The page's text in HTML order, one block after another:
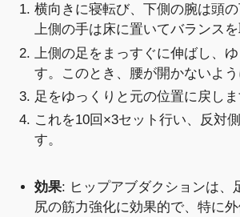
横向きに寝転び、下側の腕は頭の
上側の手は床に置いてバランスを
上側の足をまっすぐに伸ばし、
す。このとき、腰が開かないよう
足をゆっくりと元の位置に戻しま
これを10回×3セット行い、反対
す。
効果: ヒップアブダクションは、
尻の筋力強化に効果的で、特に